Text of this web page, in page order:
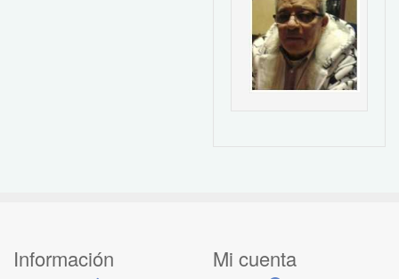
Información Mi cuenta